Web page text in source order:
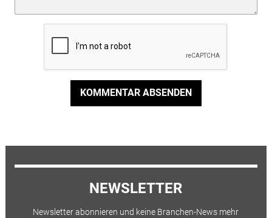
KOMMENTAR ABSENDEN
NEWSLETTER
Newsletter abonnieren und keine Branchen-News mehr